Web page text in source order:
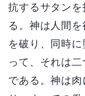
抗するサタン
る。神は人間
を破り、同時
って、それは
である。神は